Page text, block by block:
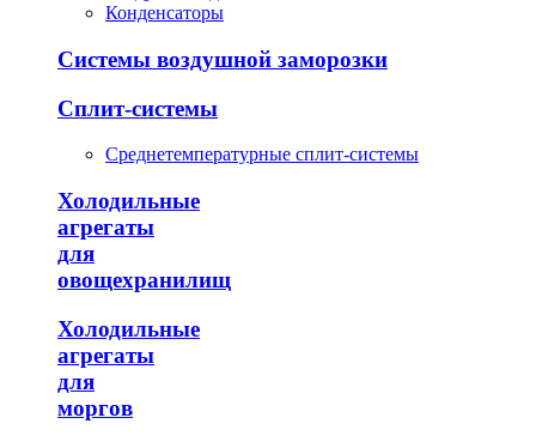
Конденсаторы
Системы воздушной заморозки
Сплит-системы
Среднетемпературные сплит-системы
Холодильные
агрегаты
для
овощехранилищ
Холодильные
агрегаты
для
моргов